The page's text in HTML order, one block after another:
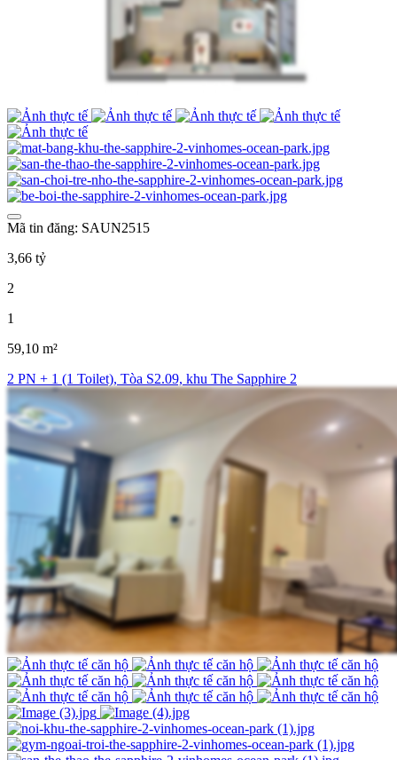
Mã tin đăng: SAUN2515
3,66 tỷ
2
1
59,10 m²
2 PN + 1 (1 Toilet), Tòa S2.09, khu The Sapphire 2